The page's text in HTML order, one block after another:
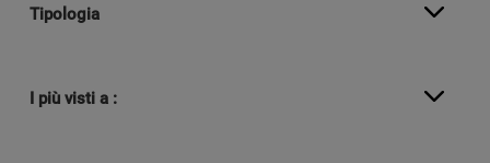
Tipologia
I più visti a :